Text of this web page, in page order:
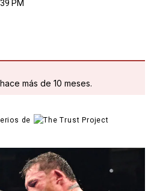
PM
más de 10 meses.
de